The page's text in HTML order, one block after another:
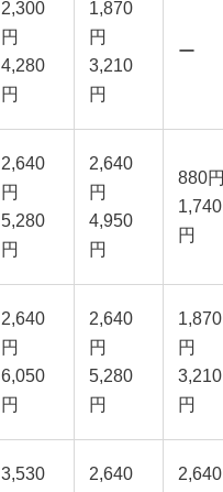
2,300
円
4,280
円
1,870
円
3,210
円
ー
2,640
円
5,280
円
2,640
円
4,950
円
880円
1,740
円
2,640
円
6,050
円
2,640
円
5,280
円
1,870
円
3,210
円
3,530
2,640
2,640